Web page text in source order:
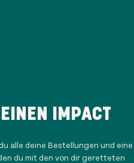
IMPACT
alle deine Bestellungen und eine
du mit den von dir geretteten